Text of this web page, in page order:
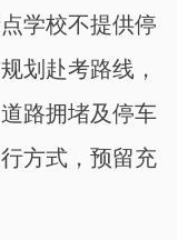
学校不提供停
划赴考路线，
路拥堵及停车
方式，预留充